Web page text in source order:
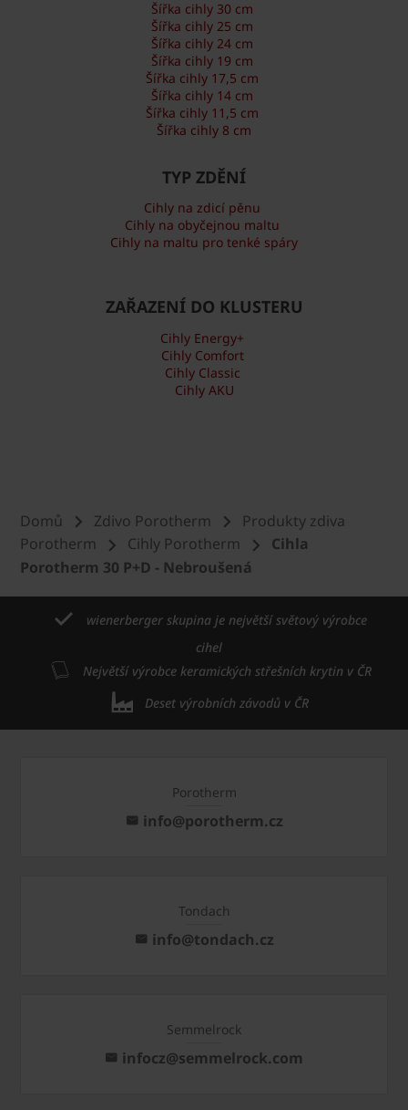
Šířka cihly 30 cm
Šířka cihly 25 cm
Šířka cihly 24 cm
Šířka cihly 19 cm
Šířka cihly 17,5 cm
Šířka cihly 14 cm
Šířka cihly 11,5 cm
Šířka cihly 8 cm
TYP ZDĚNÍ
Cihly na zdicí pěnu
Cihly na obyčejnou maltu
Cihly na maltu pro tenké spáry
ZAŘAZENÍ DO KLUSTERU
Cihly Energy+
Cihly Comfort
Cihly Classic
Cihly AKU
Domů Zdivo Porotherm
Produkty zdiva
Porotherm
Cihly Porotherm
Cihla
Porotherm 30 P+D - Nebroušená
wienerberger skupina je největší světový výrobce
cihel
Největší výrobce keramických střešních krytin v ČR
Deset výrobních závodů v ČR
Porotherm
info@porotherm.cz
Tondach
info@tondach.cz
Semmelrock
infocz@semmelrock.com